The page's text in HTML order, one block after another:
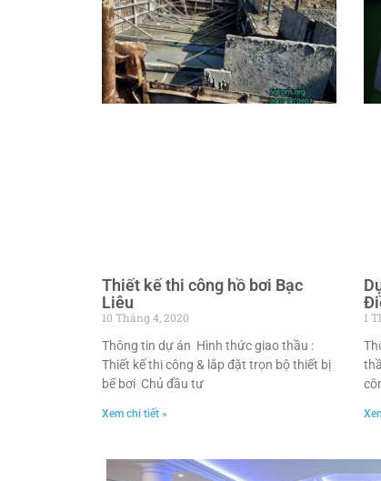
Thiết kế thi công hồ bơi Bạc
Liêu
10 Tháng 4, 2020
Thông tin dự án Hình thức giao thầu :
Thiết kế thi công & lắp đặt trọn bộ thiết bị
bể bơi Chủ đầu tư
Xem chi tiết »
1